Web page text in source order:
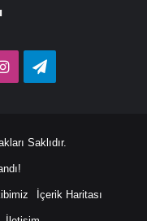
InstagramTelegram
Saklıdır.
İçerik Haritası